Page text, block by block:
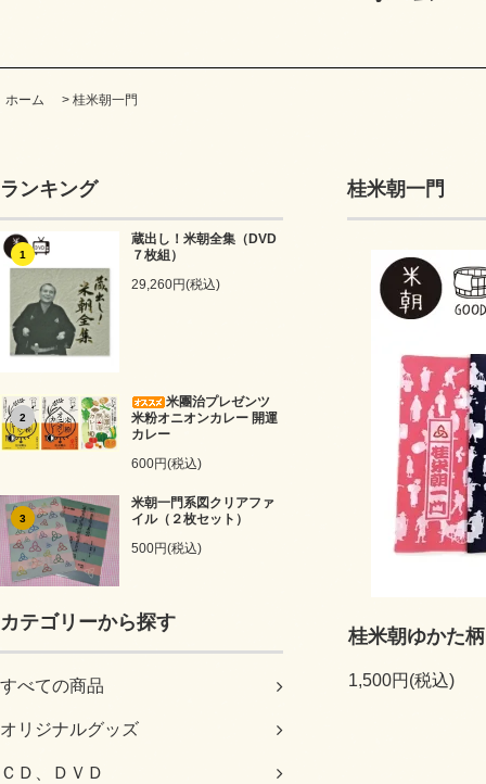
ホーム > 桂米朝一門
ランキング
1
蔵出し！米朝全集（DVD
７枚組）
29,260円(税込)
2
米團治プレゼンツ
米粉オニオンカレー 開運
カレー
600円(税込)
3
米朝一門系図クリアファ
イル（２枚セット）
500円(税込)
カテゴリーから探す
すべての商品
オリジナルグッズ
ＣＤ、ＤＶＤ
桂米朝一門
桂米朝ゆかた
1,500円(税込)